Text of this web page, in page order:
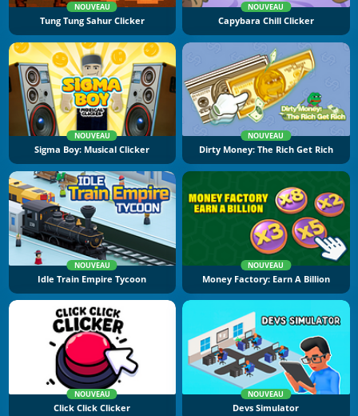
NOUVEAU
Tung Tung Sahur Clicker
NOUVEAU
Capybara Chill Clicker
NOUVEAU
Sigma Boy: Musical Clicker
NOUVEAU
Dirty Money: The Rich Get Rich
NOUVEAU
Idle Train Empire Tycoon
NOUVEAU
Money Factory: Earn A Billion
NOUVEAU
Click Click Clicker
NOUVEAU
Devs Simulator